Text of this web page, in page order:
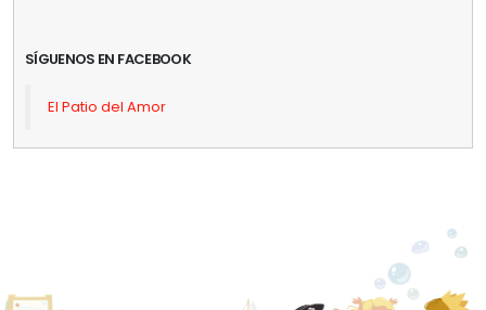
SÍGUENOS EN FACEBOOK
El Patio del Amor